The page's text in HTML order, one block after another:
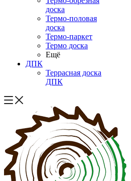
доска
Термо-половая
доска
Термо-паркет
Термо доска
Ещё
ДПК
Террасная доска
ДПК